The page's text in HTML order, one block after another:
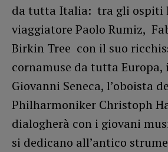
da tutta Italia: tra gli ospiti
viaggiatore Paolo Rumiz,
Birkin Tree con il suo
cornamuse da tutta
Giovanni Seneca, l’oboista
Philharmoniker Christoph
dialogherà con i giovani
si dedicano all’antico